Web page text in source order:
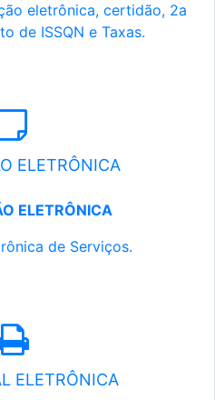
eletrônica, certidão, 2a
de ISSQN e Taxas.
ELETRÔNICA
ELETRÔNICA
de Serviços.
ELETRÔNICA